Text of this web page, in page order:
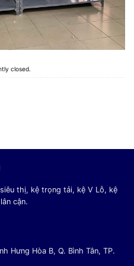
closed.
thị, kệ trọng tải, kệ V Lỗ, kệ
cận.
Hưng Hòa B, Q. Bình Tân, TP.